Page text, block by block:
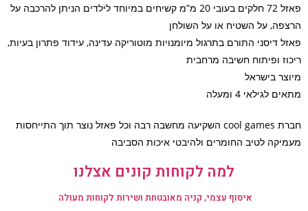
פאזל 72 חלקים בעובי 20 מ”מ קשיחים במיוחד לילדים הניתן להרכבה על
על השטיח או על השולחן
דיסני התורם בתרגול מיומנויות מוטוריקה עדינה, עידוד פתרון בעיות,
ופיתוח חשיבה מרחבית
בישראל
לגילאי 4 ומעלה
חברת cool games השקיעה מחשבה רבה וכל פאזל נוצר תוך התייחסות
לטיב החומרים ולהיבטי איכות הסביבה
למה לקוחות קונים אצלנו
איסוף עצמי, קניה מאובטחת ושירות לקוחות מעולה